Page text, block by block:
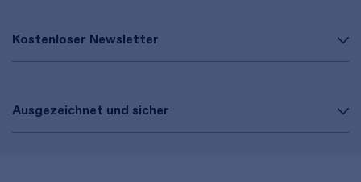
Kostenloser Newsletter
Ausgezeichnet und sicher